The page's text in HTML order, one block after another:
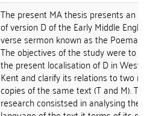
The present MA thesis presents an
of version D of the Early Middle
verse sermon known as the Poema
The objectives of the study were to
the present localisation of D in
Kent and clarify its relations to two
copies of the same text (T and M).
research consistsed in analysing the